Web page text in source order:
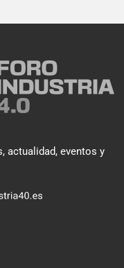
actualidad, eventos y